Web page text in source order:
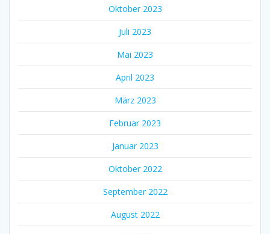
Oktober 2023
Juli 2023
Mai 2023
April 2023
März 2023
Februar 2023
Januar 2023
Oktober 2022
September 2022
August 2022